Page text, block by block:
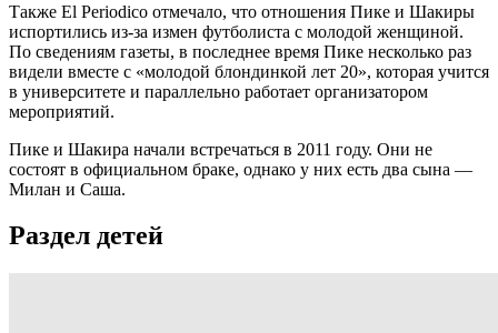
Также El Periodico отмечало, что отношения Пике и Шакиры
испортились из-за измен футболиста с молодой женщиной.
По сведениям газеты, в последнее время Пике несколько раз
видели вместе с «молодой блондинкой лет 20», которая учится
в университете и параллельно работает организатором
мероприятий.
Пике и Шакира начали встречаться в 2011 году. Они не
состоят в официальном браке, однако у них есть два сына —
Милан и Саша.
Раздел детей